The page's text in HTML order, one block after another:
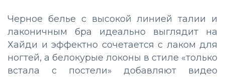
Черное белье с высокой линией талии и
лаконичным бра идеально выглядит на
Хайди и эффектно сочетается с лаком для
ногтей, а белокурые локоны в стиле «только
встала с постели» добавляют видео